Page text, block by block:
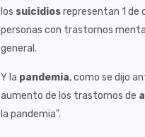
los suicidiosrepresentan 1 de
personas con trastornos
general.
Y la pandemia, como se dijo
aumento de los trastornos de
la pandemia”.